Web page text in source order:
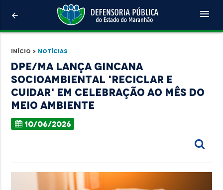
arrow_back menu
Início > Notícias
DPE/MA lança Gincana
Socioambiental 'Reciclar e
Cuidar' em celebração ao Mês do
Meio Ambiente
10/06/2026